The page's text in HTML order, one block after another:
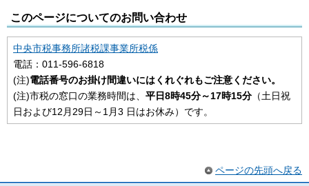
このページについてのお問い合わせ
中央市税事務所諸税課事業所税係
電話：011-596-6818
(注)電話番号のお掛け間違いにはくれぐれもご注意ください。
(注)市税の窓口の業務時間は、 平日8時45分～17時15分（土日祝
日および12月29日～1月3 日はお休み）です。
ページの先頭へ戻る